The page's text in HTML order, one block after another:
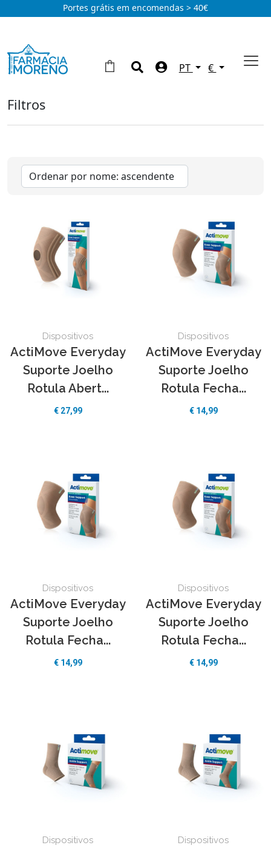
Portes grátis em encomendas > 40€
PT €
Filtros
Termómetros
Oxímetro(1)
Marcas
Pillbox (1)
Veroval(3)
GIMA(1)
Dispositivos
ActiMove Everyday
Suporte Joelho
Rotula Abert...
€ 27,99
Dispositivos
ActiMove Everyday
Suporte Joelho
Rotula Fecha...
€ 14,99
Dispositivos
ActiMove Everyday
Suporte Joelho
Rotula Fecha...
€ 14,99
Dispositivos
ActiMove Everyday
Suporte Joelho
Rotula Fecha...
€ 14,99
Dispositivos Dispositivos